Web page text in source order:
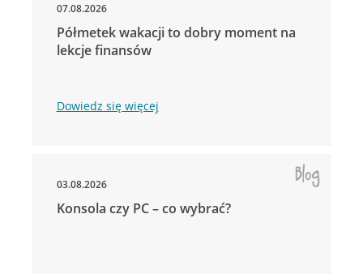
07.08.2026
Półmetek wakacji to dobry moment na
lekcje finansów
Dowiedz się więcej
03.08.2026
Konsola czy PC – co wybrać?